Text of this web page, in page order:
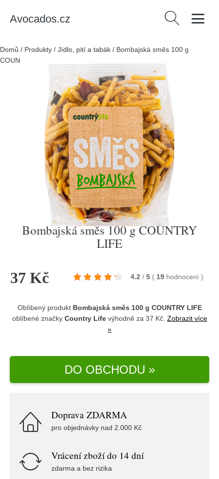
Avocados.cz Vyhledávání
Domů / Produkty / Jídlo, pití a tabák / Bombajská směs 100 g
COUNTRY LIFE
Bombajská směs 100 g COUNTRY
LIFE
37 Kč 4.2 / 5 ( 19 hodnocení )
Oblíbený produkt Bombajská směs 100 g COUNTRY LIFE
oblíbené značky Country Lifevýhodně za 37 Kč. Zobrazit více
»
DO OBCHODU »
Doprava ZDARMA
pro objednávky nad 2.000 Kč
Vrácení zboží do 14 dní
zdarma a bez rizika